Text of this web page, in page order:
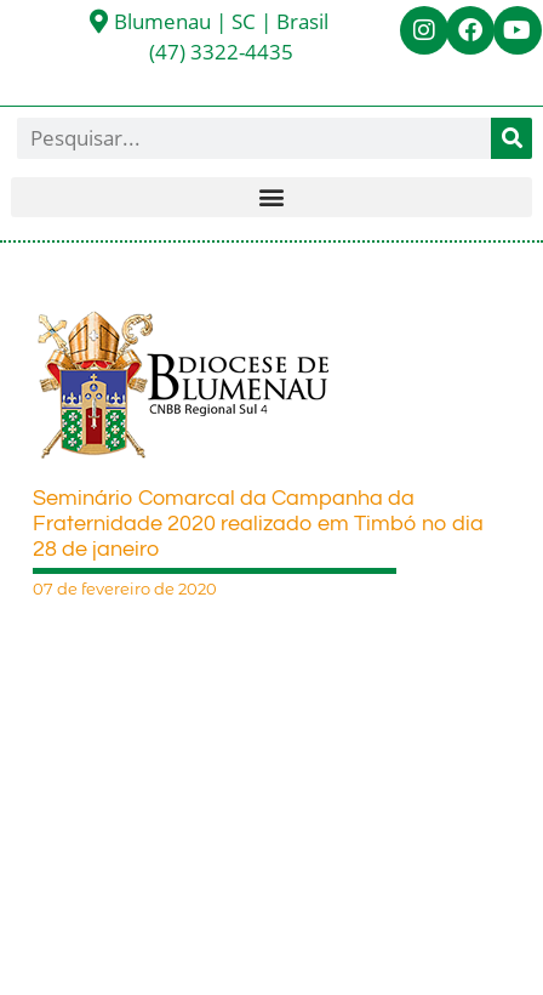
Blumenau | SC | Brasil
(47) 3322-4435
Seminário Comarcal da Campanha da
Fraternidade 2020 realizado em Timbó no dia
28 de janeiro
07 de fevereiro de 2020